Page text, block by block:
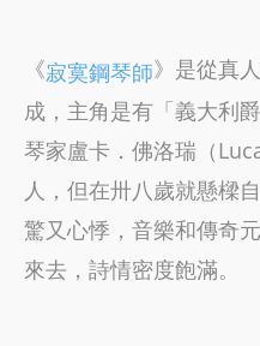
《寂寞鋼琴師》是從真
成，主角是有「義大利
琴家盧卡．佛洛瑞（
人，但在卅八歲就懸樑
驚又心悸，音樂和傳奇
來去，詩情密度飽滿。